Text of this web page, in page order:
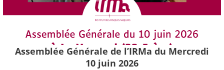
Assemblée Générale de l’IRMa du Mercredi
10 juin 2026